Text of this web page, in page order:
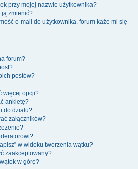
przy mojej nazwie użytkownika?
ją zmienić?
e-mail do użytkownika, forum każe mi się
forum?
postów?
więcej opcji?
ankietę?
do działu?
załączników?
w widoku tworzenia wątku?
zaakceptowany?
w górę?